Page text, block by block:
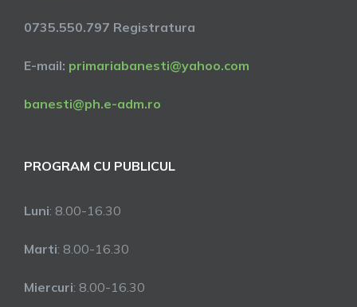
0735.550.797 Registratura
E-mail: primariabanesti@yahoo.com
banesti@ph.e-adm.ro
PROGRAM CU PUBLICUL
Luni: 8.00-16.30
Marti: 8.00-16.30
Miercuri: 8.00-16.30